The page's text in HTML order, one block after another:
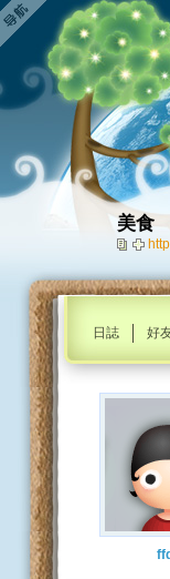
美食
日誌 好